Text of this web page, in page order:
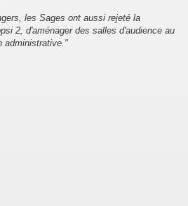
les Sages ont aussi rejeté la
2, d'aménager des salles d'audience au
administrative."
DROIT D'ASILE